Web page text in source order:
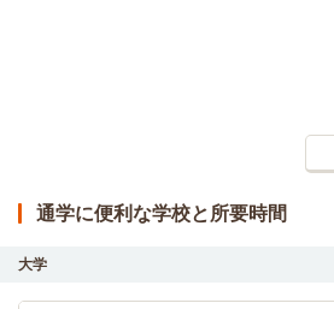
通学に便利な学校と所要時間
大学